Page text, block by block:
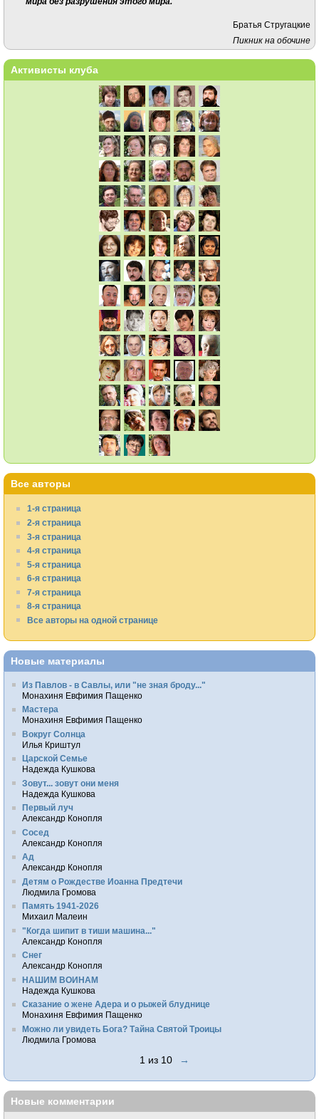
Братья Стругацкие
Пикник на обочине
Активисты клуба
Все авторы
1-я страница
2-я страница
3-я страница
4-я страница
5-я страница
6-я страница
7-я страница
8-я страница
Все авторы на одной странице
Новые материалы
Из Павлов - в Савлы, или "не зная броду..."
Монахиня Евфимия Пащенко
Мастера
Монахиня Евфимия Пащенко
Вокруг Солнца
Илья Криштул
Царской Семье
Надежда Кушкова
Зовут... зовут они меня
Надежда Кушкова
Первый луч
Александр Конопля
Сосед
Александр Конопля
Ад
Александр Конопля
Детям о Рождестве Иоанна Предтечи
Людмила Громова
Память 1941-2026
Михаил Малеин
"Когда шипит в тиши машина..."
Александр Конопля
Снег
Александр Конопля
НАШИМ ВОИНАМ
Надежда Кушкова
Сказание о жене Адера и о рыжей блуднице
Монахиня Евфимия Пащенко
Можно ли увидеть Бога? Тайна Святой Троицы
Людмила Громова
1 из 10 →
Новые комментарии